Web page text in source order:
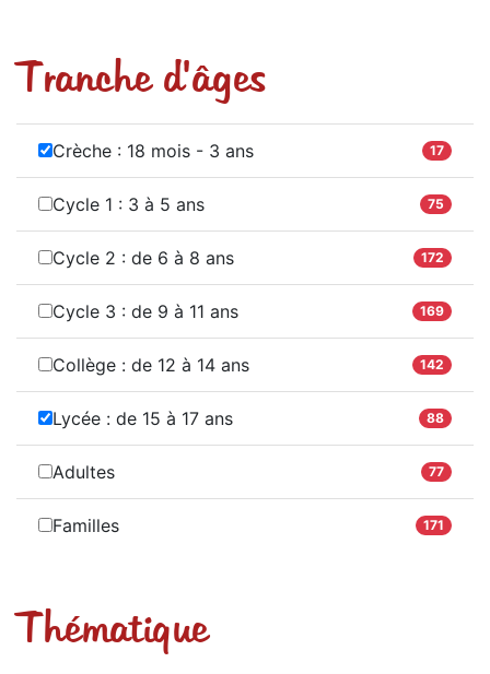
Tranche d'âges
Crèche : 18 mois - 3 ans 17
Cycle 1 : 3 à 5 ans 75
Cycle 2 : de 6 à 8 ans 172
Cycle 3 : de 9 à 11 ans 169
Collège : de 12 à 14 ans 142
Lycée : de 15 à 17 ans 88
Adultes 77
Familles 171
Thématique